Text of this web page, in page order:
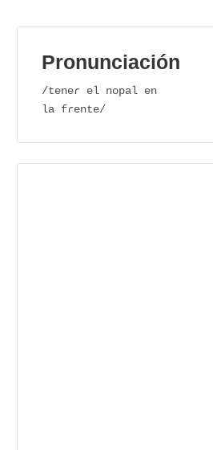
Pronunciación
/teneɾ el nopal en
la fɾente/